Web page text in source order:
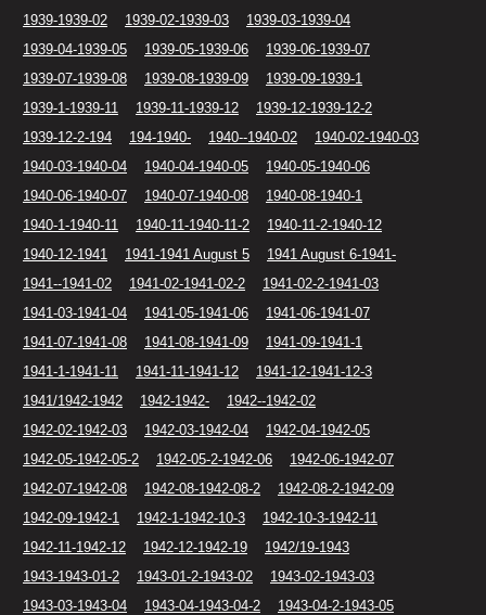
1939-1939-02
1939-02-1939-03
1939-03-1939-04
1939-04-1939-05
1939-05-1939-06
1939-06-1939-07
1939-07-1939-08
1939-08-1939-09
1939-09-1939-1
1939-1-1939-11
1939-11-1939-12
1939-12-1939-12-2
1939-12-2-194
194-1940- 1940--1940-02
1940-02-1940-03
1940-03-1940-04
1940-04-1940-05
1940-05-1940-06
1940-06-1940-07
1940-07-1940-08
1940-08-1940-1
1940-1-1940-11
1940-11-1940-11-2
1940-11-2-1940-12
1940-12-1941
1941-1941 August 5
1941 August 6-1941-
1941--1941-02
1941-02-1941-02-2
1941-02-2-1941-03
1941-03-1941-04
1941-05-1941-06
1941-06-1941-07
1941-07-1941-08
1941-08-1941-09
1941-09-1941-1
1941-1-1941-11
1941-11-1941-12
1941-12-1941-12-3
1941/1942-1942
1942-1942-
1942--1942-02
1942-02-1942-03
1942-03-1942-04
1942-04-1942-05
1942-05-1942-05-2
1942-05-2-1942-06
1942-06-1942-07
1942-07-1942-08
1942-08-1942-08-2
1942-08-2-1942-09
1942-09-1942-1
1942-1-1942-10-3
1942-10-3-1942-11
1942-11-1942-12
1942-12-1942-19
1942/19-1943
1943-1943-01-2
1943-01-2-1943-02
1943-02-1943-03
1943-03-1943-04
1943-04-1943-04-2
1943-04-2-1943-05